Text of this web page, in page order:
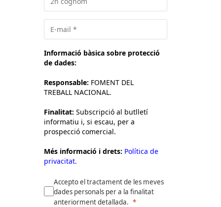
Informació bàsica sobre protecció
de dades:
Responsable: FOMENT DEL
TREBALL NACIONAL.
Finalitat: Subscripció al butlletí
informatiu i, si escau, per a
prospecció comercial.
Més informació i drets: Política de
privacitat.
Accepto el tractament de les meves
dades personals per a la finalitat
anteriorment detallada.